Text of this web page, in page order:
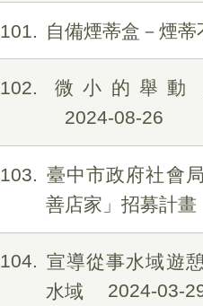
101 自備煙蒂盒－煙蒂
102
微小的舉動
2024-08-26
103
臺中市政府社會
善店家」招募計畫
104
宣導從事水域遊
水域
2024-03-